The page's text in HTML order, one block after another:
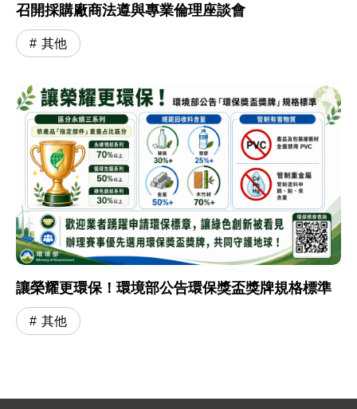
召開採購廠商法遵與專業倫理座談會
其他
讓榮耀更環保！環境部公告環保獎盃獎牌規格標準
其他